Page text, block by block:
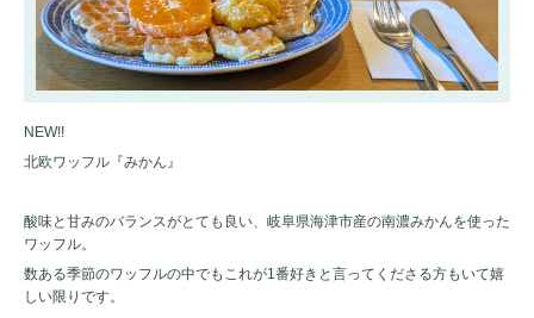
NEW!!
北欧ワッフル『みかん』
酸味と甘みのバランスがとても良い、岐阜県海津市産の南濃みかんを使った
ワッフル。
数ある季節のワッフルの中でもこれが1番好きと言ってくださる方もいて嬉
しい限りです。